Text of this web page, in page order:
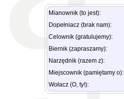
Mianownik (to jest):
Dopełniacz (brak nam):
Celownik (gratulujemy):
Biernik (zapraszamy):
Narzędnik (razem z):
Miejscownik (pamiętamy o):
Wołacz (O, ty!):